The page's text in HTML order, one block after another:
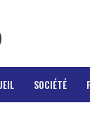
SOCIÉTÉ